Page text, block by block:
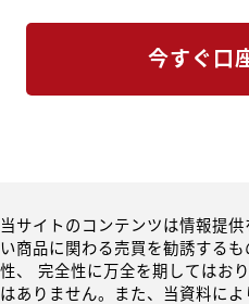
今すぐ口
当サイトのコンテンツは情報提
い商品に関わる売買を勧誘する
性、 完全性に万全を期してはお
はありません。また、当資料に